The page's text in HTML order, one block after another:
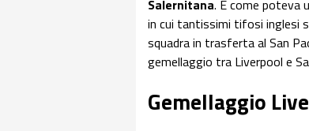
Salernitana. E come poteva
in cui tantissimi tifosi inglesi
squadra in trasferta al San
gemellaggio tra Liverpool e
Gemellaggio